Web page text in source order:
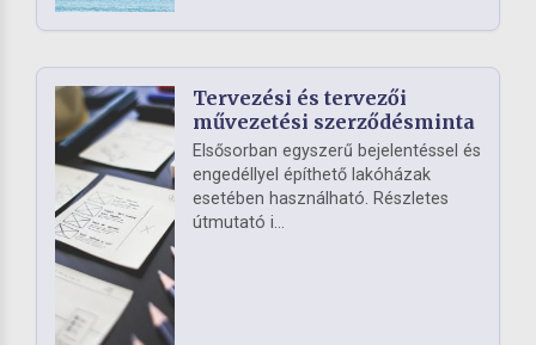
Tervezési és tervezői
művezetési szerződésminta
Elsősorban egyszerű bejelentéssel és
engedéllyel építhető lakóházak
esetében használható. Részletes
útmutató i...